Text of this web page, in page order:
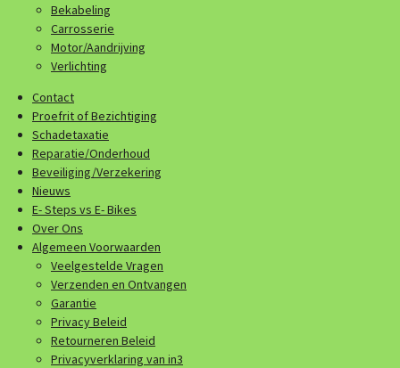
Bekabeling
Carrosserie
Motor/Aandrijving
Verlichting
Contact
Proefrit of Bezichtiging
Schadetaxatie
Reparatie/Onderhoud
Beveiliging/Verzekering
Nieuws
E- Steps vs E- Bikes
Over Ons
Algemeen Voorwaarden
Veelgestelde Vragen
Verzenden en Ontvangen
Garantie
Privacy Beleid
Retourneren Beleid
Privacyverklaring van in3